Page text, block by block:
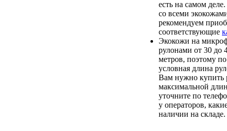
есть на самом
со всеми
рекомендуем
соответствующие
Экокожи на
рулонами от 30 до
метров, поэтому
условная длина
Вам нужно купить
максимальной
уточните по
у операторов,
наличии на складе.